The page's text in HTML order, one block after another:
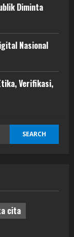
Diminta
Nasional
Verifikasi,
cita